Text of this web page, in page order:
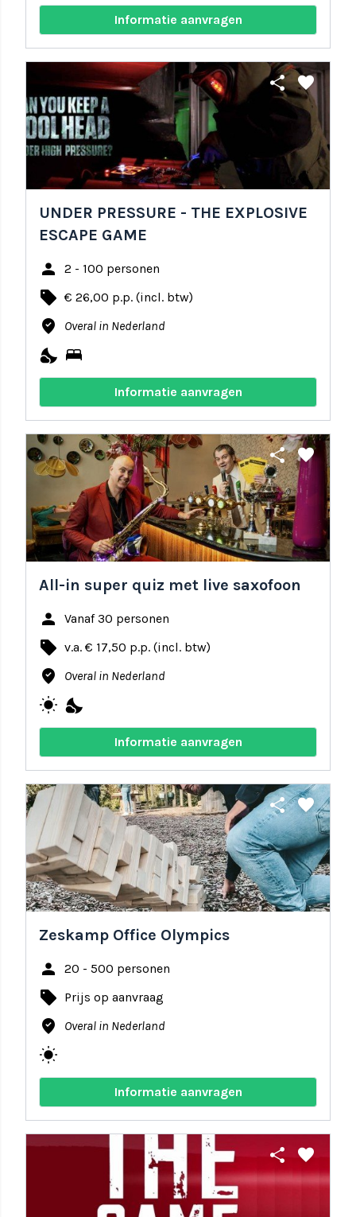
Informatie aanvragen
share favorite
UNDER PRESSURE - THE EXPLOSIVE
ESCAPE GAME
person 2 - 100 personen
local_offer € 26,00 p.p. (incl. btw)
where_to_vote Overal in Nederland
nights_stay bed
Informatie aanvragen
share favorite
All-in super quiz met live saxofoon
person Vanaf 30 personen
local_offer v.a. € 17,50 p.p. (incl. btw)
where_to_vote Overal in Nederland
wb_sunny nights_stay
Informatie aanvragen
share favorite
Zeskamp Office Olympics
person 20 - 500 personen
local_offer Prijs op aanvraag
where_to_vote Overal in Nederland
wb_sunny
Informatie aanvragen
share favorite